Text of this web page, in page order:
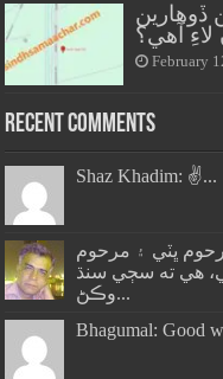
آهي؟
February
Recent Comments
Shaz Khadim: ✌️...
مرحوم ڀٽي ۽ مرحوم
هي ته سڄي سنڌ
وڪڻ...
Bhagumal: Good